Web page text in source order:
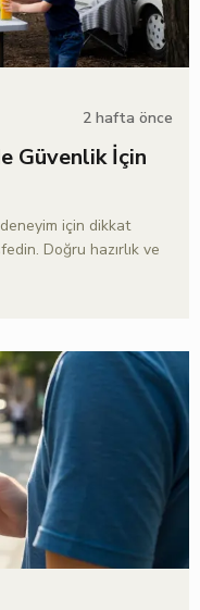
2 hafta önce
Güvenlik İçin
için dikkat
Doğru hazırlık ve